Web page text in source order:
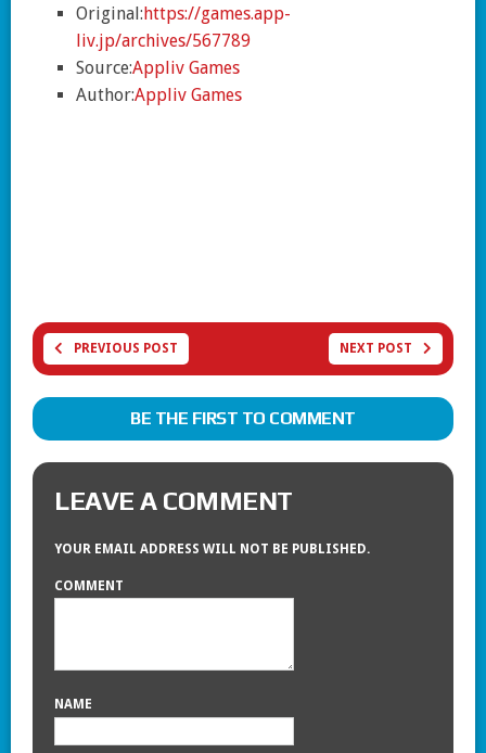
Original:https://games.app-
liv.jp/archives/567789
Source:Appliv Games
Author:Appliv Games
PREVIOUS POST NEXT POST
BE THE FIRST TO COMMENT
LEAVE A COMMENT
YOUR EMAIL ADDRESS WILL NOT BE PUBLISHED.
COMMENT
NAME